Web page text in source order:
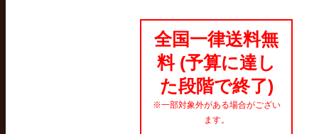
全国一律送料無
料 (予算に達し
た段階で終了)
※一部対象外がある場合がござい
ます。